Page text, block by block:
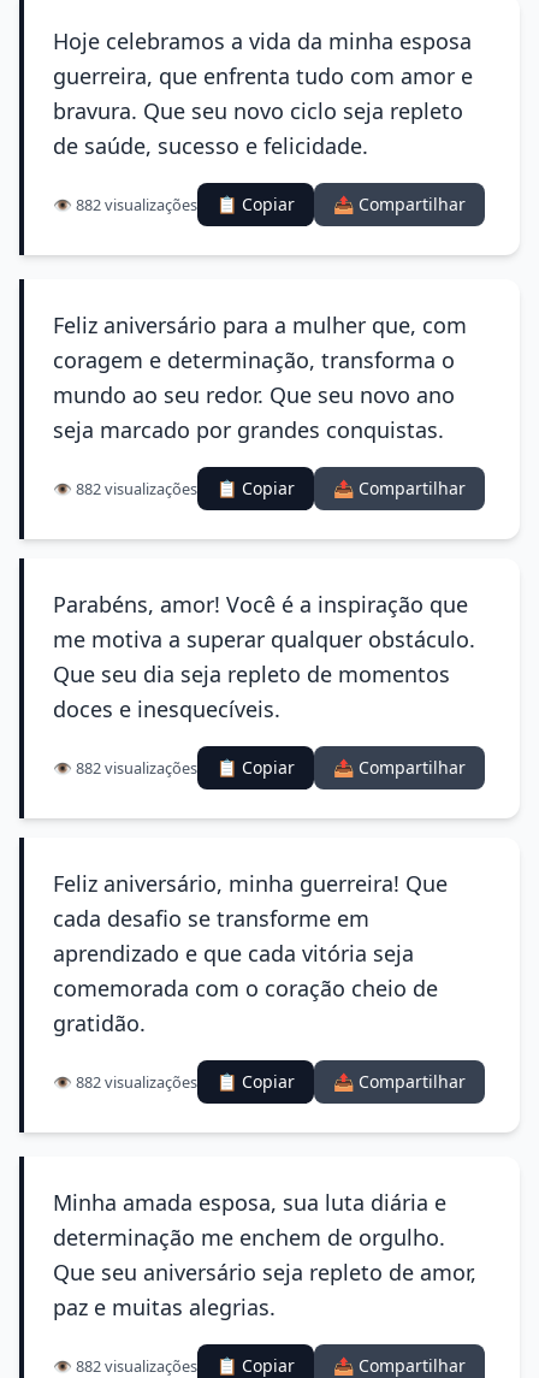
Hoje celebramos a vida da minha esposa
guerreira, que enfrenta tudo com amor e
bravura. Que seu novo ciclo seja repleto
de saúde, sucesso e felicidade.
👁️ 882 visualizações 📋 Copiar 📤 Compartilhar
Feliz aniversário para a mulher que, com
coragem e determinação, transforma o
mundo ao seu redor. Que seu novo ano
seja marcado por grandes conquistas.
👁️ 882 visualizações 📋 Copiar 📤 Compartilhar
Parabéns, amor! Você é a inspiração que
me motiva a superar qualquer obstáculo.
Que seu dia seja repleto de momentos
doces e inesquecíveis.
👁️ 882 visualizações 📋 Copiar 📤 Compartilhar
Feliz aniversário, minha guerreira! Que
cada desafio se transforme em
aprendizado e que cada vitória seja
comemorada com o coração cheio de
gratidão.
👁️ 882 visualizações 📋 Copiar 📤 Compartilhar
Minha amada esposa, sua luta diária e
determinação me enchem de orgulho.
Que seu aniversário seja repleto de amor,
paz e muitas alegrias.
👁️ 882 visualizações 📋 Copiar 📤 Compartilhar